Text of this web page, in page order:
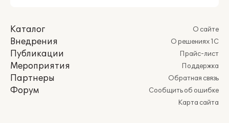
Каталог
Внедрения
Публикации
Мероприятия
Партнеры
Форум
О сайте
О решениях 1С
Прайс-лист
Поддержка
Обратная связь
Сообщить об ошибке
Карта сайта